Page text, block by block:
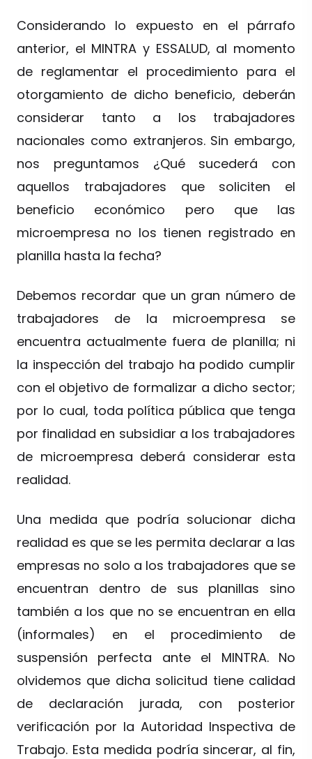
Considerando lo expuesto en el párrafo
anterior, el MINTRA y ESSALUD, al momento
de reglamentar el procedimiento para el
otorgamiento de dicho beneficio, deberán
considerar tanto a los trabajadores
nacionales como extranjeros. Sin embargo,
nos preguntamos ¿Qué sucederá con
aquellos trabajadores que soliciten el
beneficio económico pero que las
microempresa no los tienen registrado en
planilla hasta la fecha?
Debemos recordar que un gran número de
trabajadores de la microempresa se
encuentra actualmente fuera de planilla; ni
la inspección del trabajo ha podido cumplir
con el objetivo de formalizar a dicho sector;
por lo cual, toda política pública que tenga
por finalidad en subsidiar a los trabajadores
de microempresa deberá considerar esta
realidad.
Una medida que podría solucionar dicha
realidad es que se les permita declarar a las
empresas no solo a los trabajadores que se
encuentran dentro de sus planillas sino
también a los que no se encuentran en ella
(informales) en el procedimiento de
suspensión perfecta ante el MINTRA. No
olvidemos que dicha solicitud tiene calidad
de declaración jurada, con posterior
verificación por la Autoridad Inspectiva de
Trabajo. Esta medida podría sincerar, al fin,